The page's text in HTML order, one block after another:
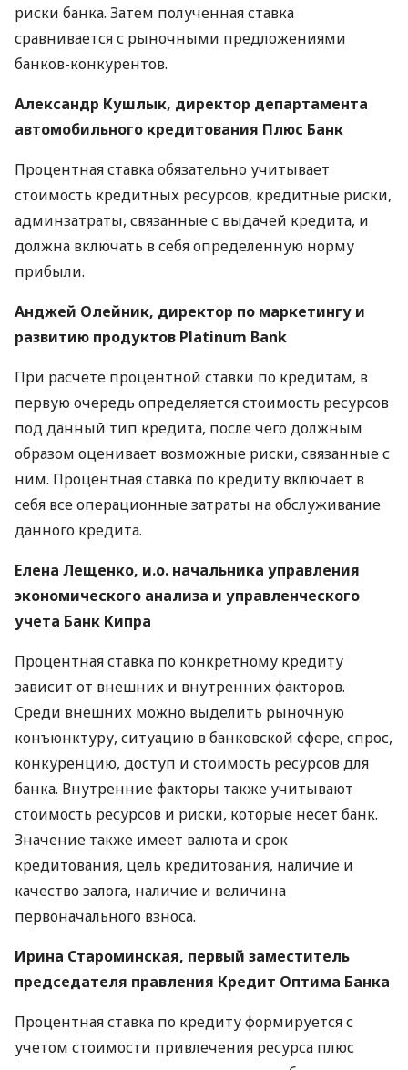
риски банка. Затем полученная ставка
сравнивается с рыночными предложениями
банков-конкурентов.
Александр Кушлык, директор департамента
автомобильного кредитования Плюс Банк
Процентная ставка обязательно учитывает
стоимость кредитных ресурсов, кредитные риски,
админзатраты, связанные с выдачей кредита, и
должна включать в себя определенную норму
прибыли.
Анджей Олейник, директор по маркетингу и
развитию продуктов Platinum Bank
При расчете процентной ставки по кредитам, в
первую очередь определяется стоимость ресурсов
под данный тип кредита, после чего должным
образом оценивает возможные риски, связанные с
ним. Процентная ставка по кредиту включает в
себя все операционные затраты на обслуживание
данного кредита.
Елена Лещенко, и.о. начальника управления
экономического анализа и управленческого
учета Банк Кипра
Процентная ставка по конкретному кредиту
зависит от внешних и внутренних факторов.
Среди внешних можно выделить рыночную
конъюнктуру, ситуацию в банковской сфере, спрос,
конкуренцию, доступ и стоимость ресурсов для
банка. Внутренние факторы также учитывают
стоимость ресурсов и риски, которые несет банк.
Значение также имеет валюта и срок
кредитования, цель кредитования, наличие и
качество залога, наличие и величина
первоначального взноса.
Ирина Староминская, первый заместитель
председателя правления Кредит Оптима Банка
Процентная ставка по кредиту формируется с
учетом стоимости привлечения ресурса плюс